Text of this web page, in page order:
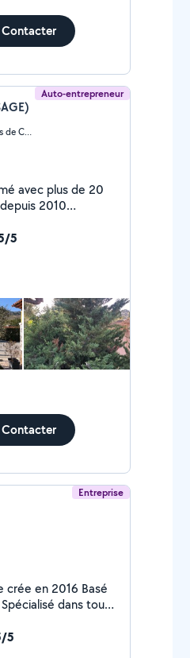
Contacter
Auto-entrepreneur
Carros (Les Ecarts-Village-Plans de Carros)
avec plus de 20
2010
et soigné.
5
Contacter
Entreprise
.travaux forestier .
5